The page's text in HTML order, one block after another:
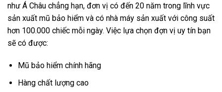
như Á Châu chẳng hạn, đơn vị có đến 20 năm trong lĩnh vực
sản xuất mũ bảo hiểm và có nhà máy sản xuất với công suất
hơn 100.000 chiếc mỗi ngày. Việc lựa chọn đợn vị uy tín bạn
sẽ có được:
Mũ bảo hiểm chính hãng
Hàng chất lượng cao